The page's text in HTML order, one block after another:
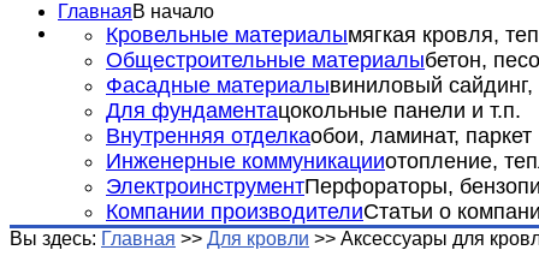
ГлавнаяВ начало
Кровельные материалымягкая кровля,
Общестроительные материалыбетон,
Фасадные материалывиниловый сайдинг,
Для фундаментацокольные панели и т.п.
Внутренняя отделкаобои, ламинат, паркет
Инженерные коммуникацииотопление,
ЭлектроинструментПерфораторы,
Компании производителиСтатьи о
Вы здесь: Главная >> Для кровли >> Аксессуары для